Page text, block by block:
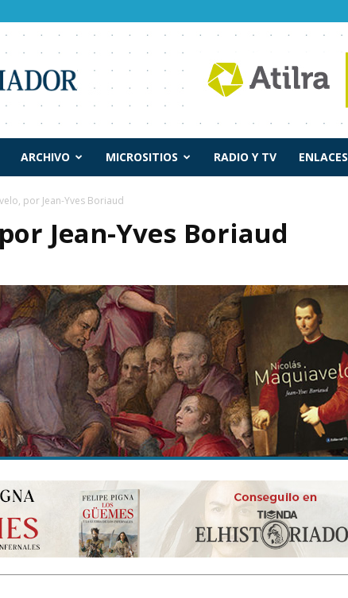
ARCHIVO MICROSITIOS RADIO Y TV ENLACES
por Jean-Yves Boriaud
Jean-Yves Boriaud